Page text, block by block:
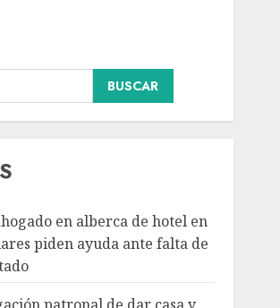
BUSCAR
en alberca de hotel en
piden ayuda ante falta de
Sin información
disponible sobre el
México gana arbitraje
por más de 219 mdd